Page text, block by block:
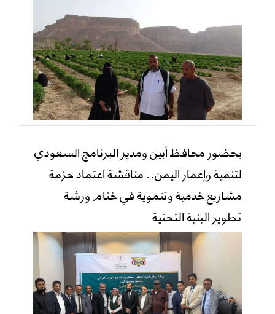
بحضور محافظ أبين ومدير البرنامج السعودي
لتنمية وإعمار اليمن.. مناقشة اعتماد حزمة
مشاريع خدمية وتنموية في ختام ورشة
تطوير البنية التحتية